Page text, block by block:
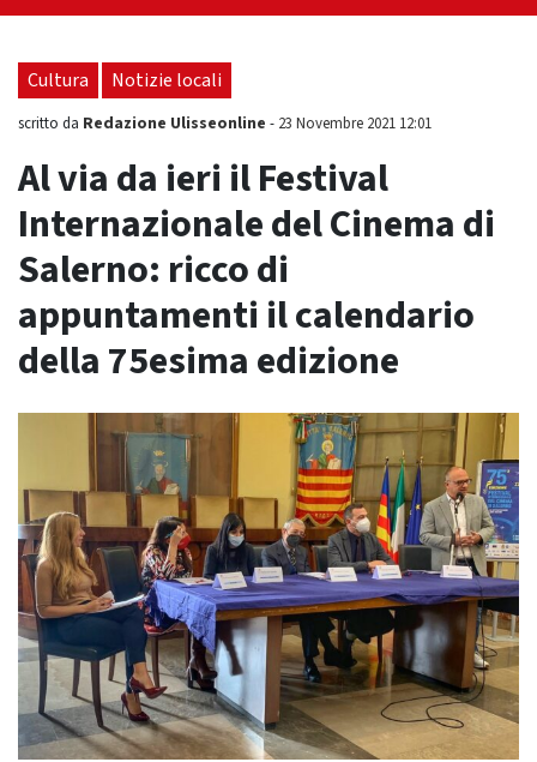
storica: la ceramica ammessa alla fase europea per
l’IGP"
Cultura Notizie locali
scritto da Redazione Ulisseonline - 23 Novembre 2021 12:01
Al via da ieri il Festival
Internazionale del Cinema di
Salerno: ricco di
appuntamenti il calendario
della 75esima edizione